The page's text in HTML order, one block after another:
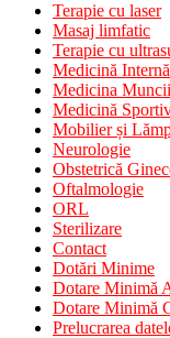
Terapie cu laser
Masaj limfatic
Terapie cu
Medicină Internă
Medicina Muncii
Medicină
Mobilier și
Neurologie
Obstetrică
Oftalmologie
ORL
Sterilizare
Contact
Dotări Minime
Dotare Minimă
Dotare Minimă
Prelucrarea